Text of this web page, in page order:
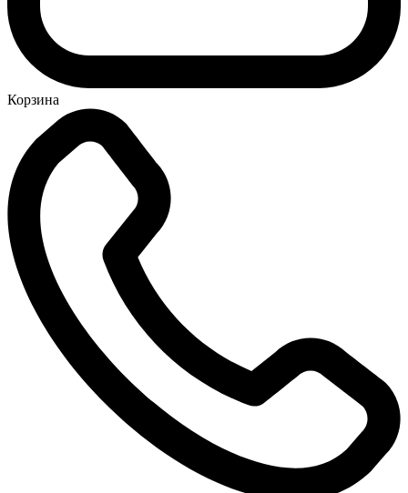
Корзина